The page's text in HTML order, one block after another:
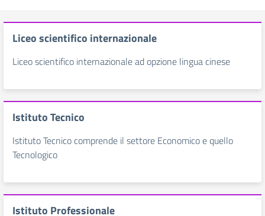
Liceo scientifico internazionale
Liceo scientifico internazionale ad opzione lingua cinese
Istituto Tecnico
Istituto Tecnico comprende il settore Economico e quello
Tecnologico
Istituto Professionale